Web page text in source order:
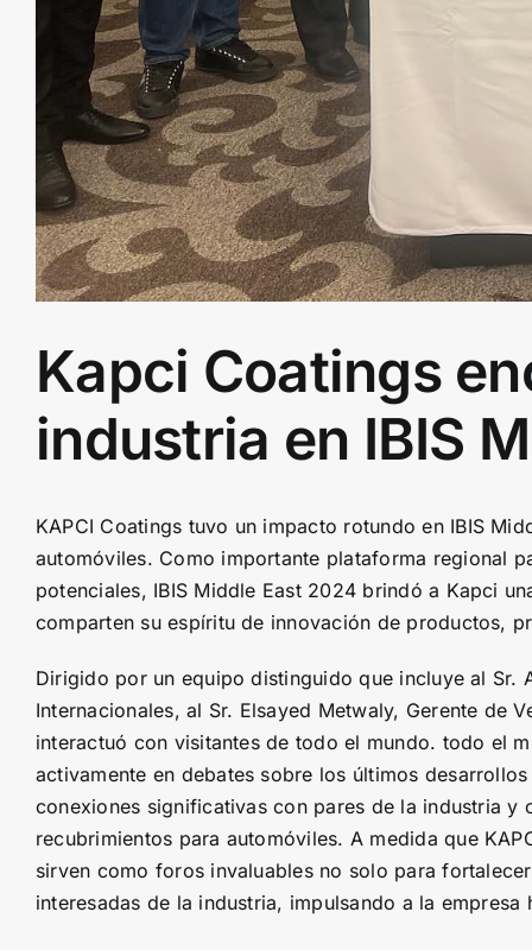
Kapci Coatings
industria en IBIS
KAPCI Coatings tuvo un impacto rotundo en IBIS
automóviles. Como importante plataforma regional
potenciales, IBIS Middle East 2024 brindó a Kapci
comparten su espíritu de innovación de productos,
Dirigido por un equipo distinguido que incluye al Sr.
Internacionales, al Sr. Elsayed Metwaly, Gerente de
interactuó con visitantes de todo el mundo. todo el
activamente en debates sobre los últimos
conexiones significativas con pares de la industria
recubrimientos para automóviles. A medida que
sirven como foros invaluables no solo para
interesadas de la industria, impulsando a la